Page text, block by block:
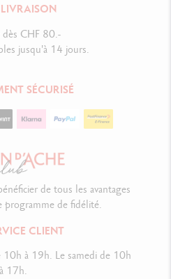
LIVRAISON
CHF 80.-
jusqu'à 14 jours.
SÉCURISÉ
CLIENT
à 19h. Le samedi de 10h
à 17h.
de tous les avantages
programme de fidélité.